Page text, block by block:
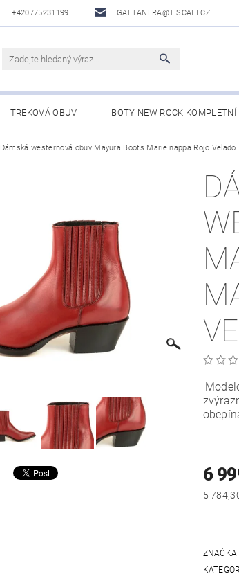
+420775231199 GATTANERA@TISCALI.CZ
TREKOVÁ OBUV BOTY NEW ROCK KOMPLETNÍ
WESTERN BELTS /WESTERNOVÉ OPASKY/
Dámská westernová obuv Mayura Boots Marie nappa Rojo Velado
6
ZNAČKA